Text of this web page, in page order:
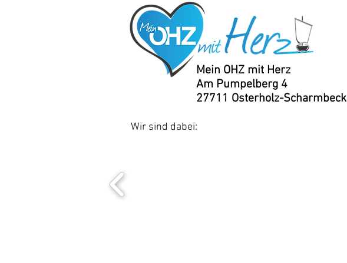
Mein OHZ mit Herz
Am Pumpelberg 4
27711 Osterholz-Scharmbeck
Wir sind dabei: